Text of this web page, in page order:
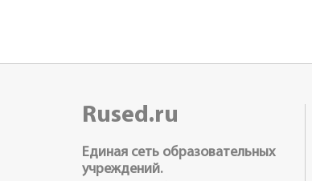
Rused.ru
Единая сеть образовательных
учреждений.